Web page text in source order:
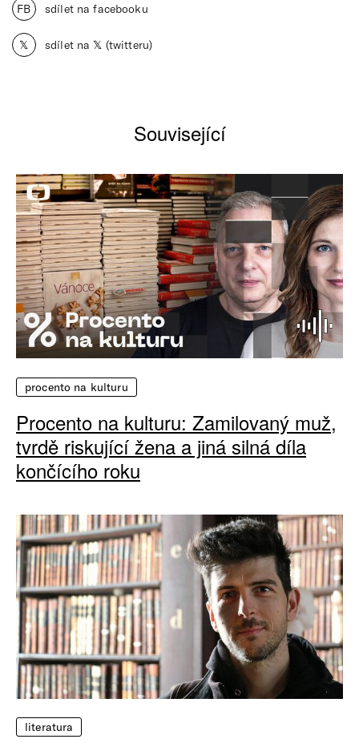
FB sdílet na facebooku
𝕏 sdílet na 𝕏 (twitteru)
Související
procento na kulturu
Procento na kulturu: Zamilovaný muž,
tvrdě riskující žena a jiná silná díla
končícího roku
literatura